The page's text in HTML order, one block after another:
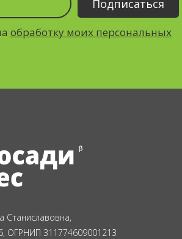
обработку моих персональных
Станиславовна,
ОГРНИП 311774609001213